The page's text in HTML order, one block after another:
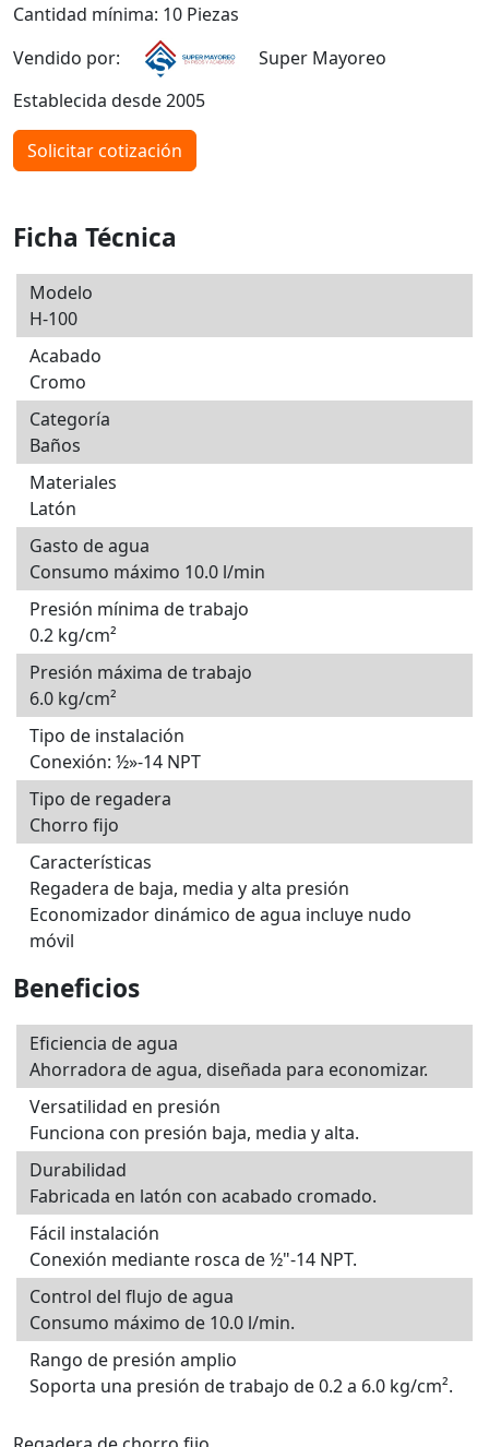
Cantidad mínima: 10 Piezas
Vendido por:
Super Mayoreo
Establecida desde 2005
Solicitar cotización
Ficha Técnica
Modelo
H-100
Acabado
Cromo
Categoría
Baños
Materiales
Latón
Gasto de agua
Consumo máximo 10.0 l/min
Presión mínima de trabajo
0.2 kg/cm²
Presión máxima de trabajo
6.0 kg/cm²
Tipo de instalación
Conexión: ½»-14 NPT
Tipo de regadera
Chorro fijo
Características
Regadera de baja, media y alta presión
Economizador dinámico de agua incluye nudo
móvil
Beneficios
Eficiencia de agua
Ahorradora de agua, diseñada para economizar.
Versatilidad en presión
Funciona con presión baja, media y alta.
Durabilidad
Fabricada en latón con acabado cromado.
Fácil instalación
Conexión mediante rosca de ½"-14 NPT.
Control del flujo de agua
Consumo máximo de 10.0 l/min.
Rango de presión amplio
Soporta una presión de trabajo de 0.2 a 6.0 kg/cm².